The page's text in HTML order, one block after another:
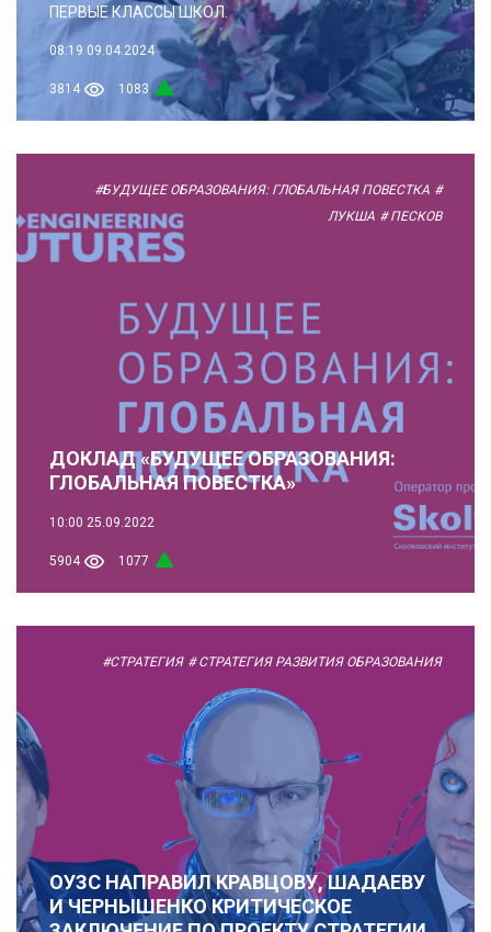
ПЕРВЫЕ КЛАССЫ ШКОЛ.
08:19 09.04.2024
3814 1083
#БУДУЩЕЕ ОБРАЗОВАНИЯ: ГЛОБАЛЬНАЯ ПОВЕСТКА #
ЛУКША # ПЕСКОВ
ДОКЛАД «БУДУЩЕЕ ОБРАЗОВАНИЯ:
ГЛОБАЛЬНАЯ ПОВЕСТКА»
10:00 25.09.2022
5904 1077
#СТРАТЕГИЯ # СТРАТЕГИЯ РАЗВИТИЯ ОБРАЗОВАНИЯ
ОУЗС НАПРАВИЛ КРАВЦОВУ, ШАДАЕВУ
И ЧЕРНЫШЕНКО КРИТИЧЕСКОЕ